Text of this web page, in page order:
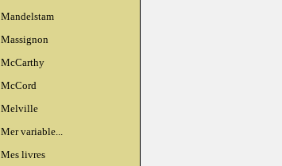
Mandelstam
Massignon
McCarthy
McCord
Melville
Mer variable...
Mes livres